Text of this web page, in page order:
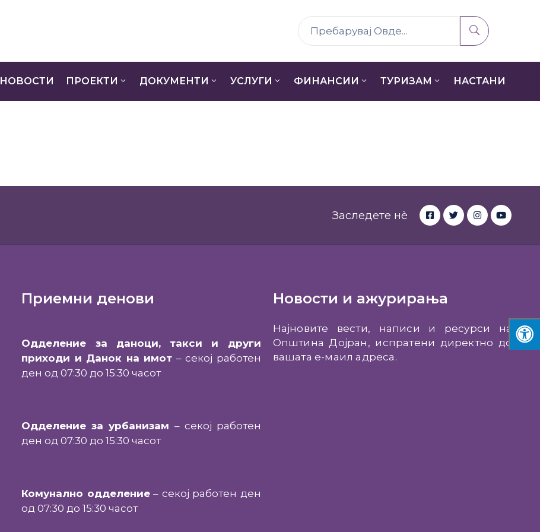
НОВОСТИ ПРОЕКТИ ДОКУМЕНТИ УСЛУГИ ФИНАНСИИ ТУРИЗАМ НАСТАНИ
Заследете нè
Приемни денови
Одделение за даноци, такси и други
приходи и Данок на имот – секој работен
ден од 07:30 до 15:30 часот
Одделение за урбанизам – секој работен
ден од 07:30 до 15:30 часот
Комунално одделение– секој работен ден
од 07:30 до 15:30 часот
Новости и ажурирања
Најновите вести, написи и ресурси на
Општина Дојран, испратени директно до
вашата е-маил адреса.